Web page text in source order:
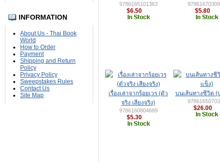
INFORMATION
About Us - Thai Book
World
How to Order
Payment
Shipping and Return
Policy
Privacy Policy
Sweepstakes Rules
Contact Us
Site Map
9786165101363
$6.50 $5.80
เรื่องเล่าจากร้อยเวร (ตัว
จริง เสียงจริง)
9786160804689
$5.30
บนเส้นทางชีวิต (
$26.00